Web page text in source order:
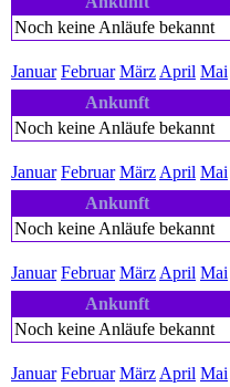
Noch keine Anläufe bekannt
Januar Februar März April Mai
Ankunft
Noch keine Anläufe bekannt
Januar Februar März April Mai
Ankunft
Noch keine Anläufe bekannt
Januar Februar März April Mai
Ankunft
Noch keine Anläufe bekannt
Januar Februar März April Mai